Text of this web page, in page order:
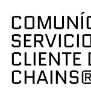
CLIENTE